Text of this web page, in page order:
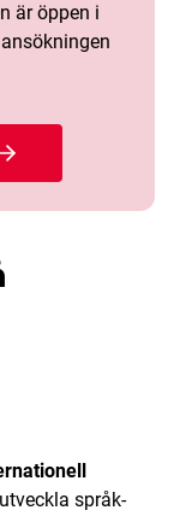
är öppen i
språk-